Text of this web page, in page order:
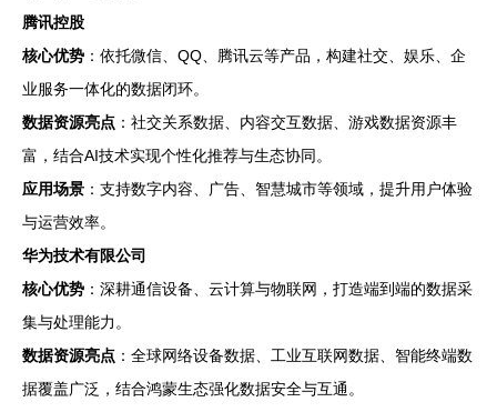
腾讯控股
核心优势 ：依托微信、QQ、腾讯云等产品，构建社交、娱乐、企
业服务一体化的数据闭环。
数据资源亮点 ：社交关系数据、内容交互数据、游戏数据资源丰
富，结合AI技术实现个性化推荐与生态协同。
应用场景 ：支持数字内容、广告、智慧城市等领域，提升用户体验
与运营效率。
华为技术有限公司
核心优势 ：深耕通信设备、云计算与物联网，打造端到端的数据采
集与处理能力。
数据资源亮点 ：全球网络设备数据、工业互联网数据、智能终端数
据覆盖广泛，结合鸿蒙生态强化数据安全与互通。